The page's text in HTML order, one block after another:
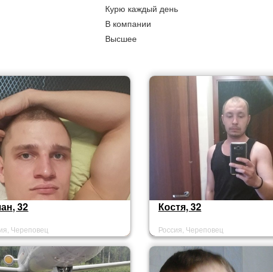
Курю каждый день
В компании
Высшее
32
Череповец
Костя, 32
Россия, Череповец